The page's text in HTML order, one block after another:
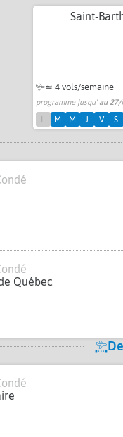
Saint-
≃ 4 vols/semaine
programme jusqu'au 27/
L M M J V S
Québec